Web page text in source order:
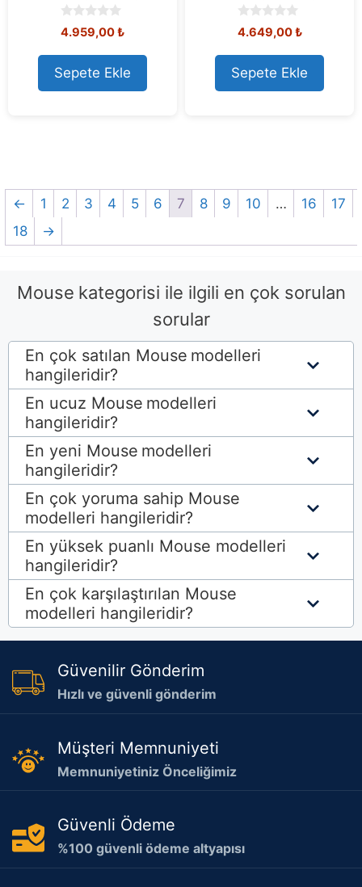
0
o
u
t
o
f
4.959,00₺
Sepete Ekle
0
o
u
t
o
f
4.649,00₺
Sepete Ekle
← 1 2 3 4 5 6 7 8 9 10 … 16
17
18
→
Mouse kategorisi ile ilgili en çok sorulan
sorular
En çok satılan Mouse modelleri
hangileridir?
En ucuz Mouse modelleri
hangileridir?
En yeni Mouse modelleri
hangileridir?
En çok yoruma sahip Mouse
modelleri hangileridir?
En yüksek puanlı Mouse modelleri
hangileridir?
En çok karşılaştırılan Mouse
modelleri hangileridir?
Güvenilir Gönderim
Hızlı ve güvenli gönderim
Müşteri Memnuniyeti
Memnuniyetiniz Önceliğimiz
Güvenli Ödeme
%100 güvenli ödeme altyapısı